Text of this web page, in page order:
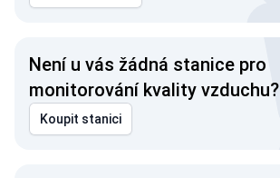
Není u vás žádná stanice pro
monitorování kvality vzduchu?
Koupit stanici